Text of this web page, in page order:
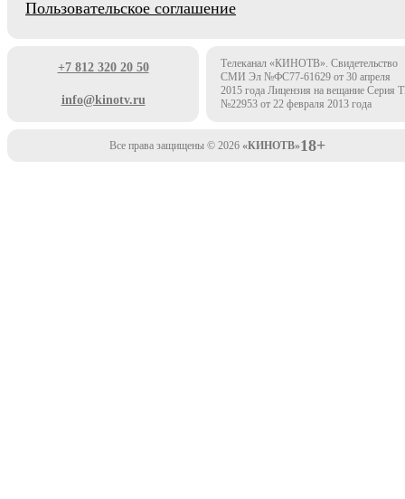
Пользовательское соглашение
+7 812 320 20 50
info@kinotv.ru
Телеканал «КИНОТВ». Свидетельство
СМИ Эл №ФС77-61629 от 30 апреля
2015 года Лицензия на вещание Серия
№22953 от 22 февраля 2013 года
Все права защищены © 2026 «КИНОТВ»18+